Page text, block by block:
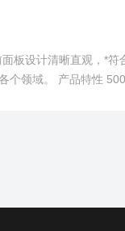
板设计清晰直观，*符
s实